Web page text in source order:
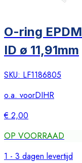
O-ring
ID ø 11,91mm
SKU: LF1186805
o.a. voorDIHR
€ 2,00
OP VOORRAAD
1 - 3 dagen levertijd